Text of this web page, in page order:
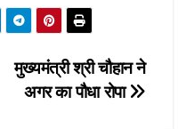
मुख्यमंत्री श्री चौहान ने
अगर का पौधा रोपा